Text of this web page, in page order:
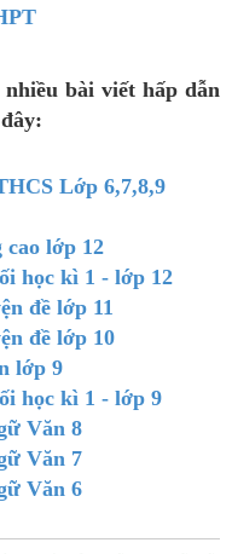
bài viết hấp dẫn
Lớp 6,7,8,9
lớp 12
học kì 1 - lớp 12
đề lớp 11
đề lớp 10
lớp 9
học kì 1 - lớp 9
Văn 8
Văn 7
Văn 6